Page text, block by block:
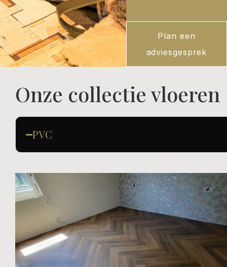
Plan een
adviesgesprek
Onze collectie vloeren
PVC